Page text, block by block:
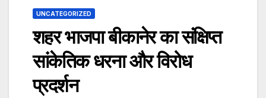
UNCATEGORIZED
शहर भाजपा बीकानेर का संक्षिप्त
सांकेतिक धरना और विरोध
प्रदर्शन